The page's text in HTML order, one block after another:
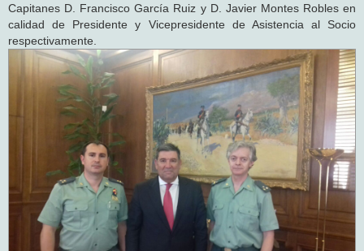
e
Capitanes D. Francisco García Ruiz y D. Javier Montes Robles en
calidad de Presidente y Vicepresidente de Asistencia al Socio
respectivamente.